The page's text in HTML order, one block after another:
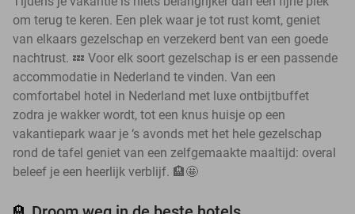
om terug te keren. Een plek waar je tot rust komt, geniet
van elkaars gezelschap en verzekerd bent van een goede
nachtrust. 💤 Voor elk soort gezelschap is er een passende
accommodatie in Nederland te vinden. Van een
comfortabel hotel in Nederland met luxe ontbijtbuffet
zodra je wakker wordt, tot een knus huisje op een
vakantiepark waar je ‘s avonds met het hele gezelschap
rond de tafel geniet van een zelfgemaakte maaltijd: overal
beleef je een heerlijk verblijf. 🏨🤩